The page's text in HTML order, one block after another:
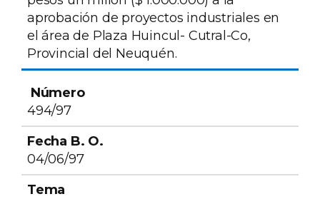
aprobación de proyectos industriales en
el área de Plaza Huincul- Cutral-Co,
Provincial del Neuquén.
494/97
04/06/97